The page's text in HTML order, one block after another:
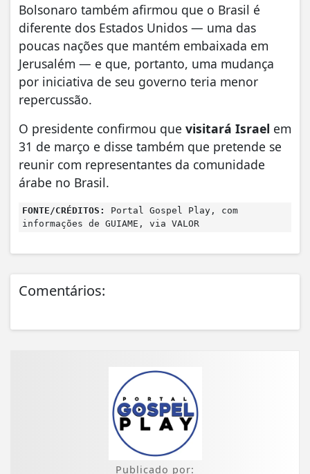
Bolsonaro também afirmou que o Brasil é
diferente dos Estados Unidos — uma das
poucas nações que mantém embaixada em
Jerusalém — e que, portanto, uma mudança
por iniciativa de seu governo teria menor
repercussão.
O presidente confirmou que visitará Israel em
31 de março e disse também que pretende se
reunir com representantes da comunidade
árabe no Brasil.
FONTE/CRÉDITOS:
Portal Gospel Play, com
informações de GUIAME, via VALOR
Comentários:
Publicado por: